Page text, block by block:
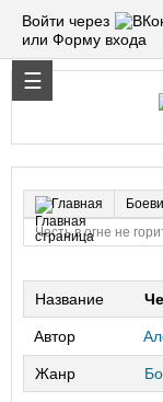
Войти через
или Форму входа
Главная
Честь в огне не
Название
Автор
Жанр